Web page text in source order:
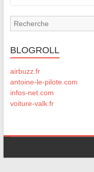
BLOGROLL
airbuzz.fr
antoine-le-pilote.com
infos-net.com
voiture-valk.fr